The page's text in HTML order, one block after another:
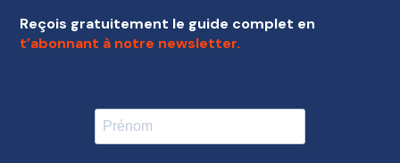
Reçois gratuitement le guide complet en
t’abonnant à notre newsletter.